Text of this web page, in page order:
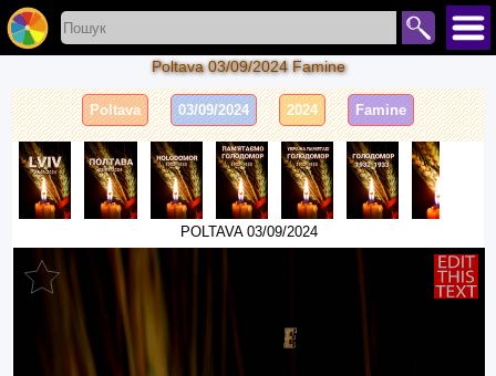
Poltava 03/09/2024 Famine
Poltava 03/09/2024 2024 Famine
POLTAVA 03/09/2024